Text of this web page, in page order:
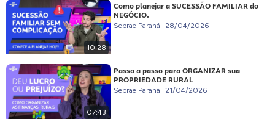
10:28
Como planejar a SUCESSÃO FAMILIAR do
NEGÓCIO.
Sebrae Paraná 28/04/2026
07:43
Passo a passo para ORGANIZAR sua
PROPRIEDADE RURAL
Sebrae Paraná 21/04/2026